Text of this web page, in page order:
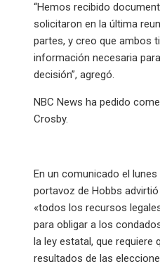
“Hemos recibido
solicitaron en la última
partes, y creo que ambos
información necesaria
decisión”, agregó.
NBC News ha pedido
Crosby.
En un comunicado el
portavoz de Hobbs
«todos los recursos
para obligar a los
la ley estatal, que requiere
resultados de las